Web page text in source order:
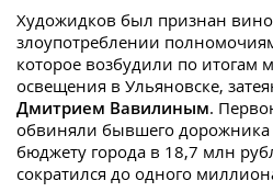
Художидков был признан
злоупотреблении
которое возбудили по итогам
освещения в Ульяновске,
Дмитрием Вавилиным.
обвиняли бывшего
бюджету города в 18,7 млн
сократился до одного